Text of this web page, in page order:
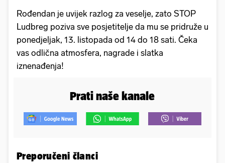
Rođendan je uvijek razlog za veselje, zato STOP
Ludbreg poziva sve posjetitelje da mu se pridruže u
ponedjeljak, 13. listopada od 14 do 18 sati. Čeka
vas odlična atmosfera, nagrade i slatka
iznenađenja!
Prati naše kanale
Preporučeni članci